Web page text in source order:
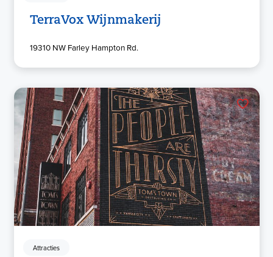
TerraVox Wijnmakerij
19310 NW Farley Hampton Rd.
Attracties